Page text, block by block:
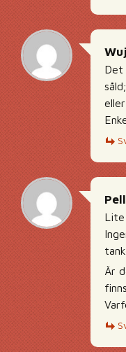
Wuj
Det
Lite
Är